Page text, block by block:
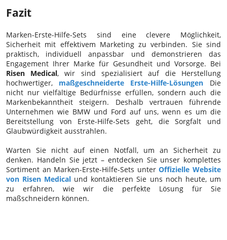
Fazit
Marken-Erste-Hilfe-Sets sind eine clevere Möglichkeit,
Sicherheit mit effektivem Marketing zu verbinden. Sie sind
praktisch, individuell anpassbar und demonstrieren das
Engagement Ihrer Marke für Gesundheit und Vorsorge. Bei
Risen Medical, wir sind spezialisiert auf die Herstellung
hochwertiger, maßgeschneiderte Erste-Hilfe-Lösungen
Die
nicht nur vielfältige Bedürfnisse erfüllen, sondern auch die
Markenbekanntheit steigern. Deshalb vertrauen führende
Unternehmen wie BMW und Ford auf uns, wenn es um die
Bereitstellung von Erste-Hilfe-Sets geht, die Sorgfalt und
Glaubwürdigkeit ausstrahlen.
Warten Sie nicht auf einen Notfall, um an Sicherheit zu
denken. Handeln Sie jetzt – entdecken Sie unser komplettes
Sortiment an Marken-Erste-Hilfe-Sets unter Offizielle Website
von Risen Medical und kontaktieren Sie uns noch heute, um
zu erfahren, wie wir die perfekte Lösung für Sie
maßschneidern können.